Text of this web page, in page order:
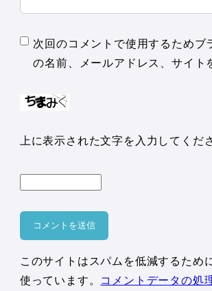
次回のコメントで使用するためブ
の名前、メールアドレス、サイト
上に表示された文字を入力してくださ
このサイトはスパムを低減するため
使っています。 コメントデータの処